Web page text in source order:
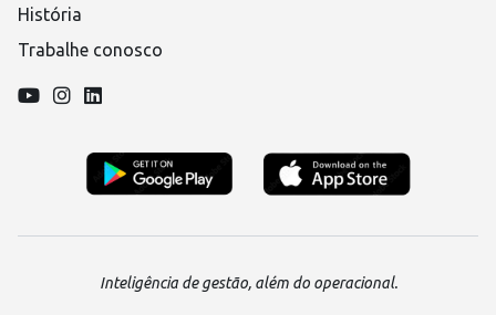
História
Trabalhe conosco
Inteligência de gestão, além do operacional.